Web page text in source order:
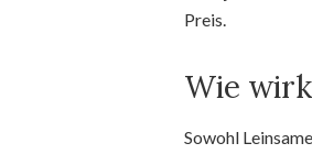
Preis.
Wie
Sowohl